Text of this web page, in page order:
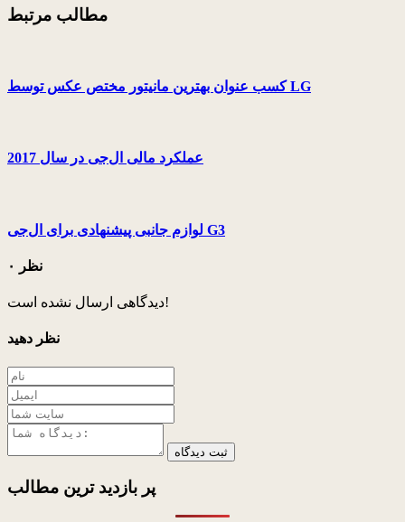
مطالب مرتبط
کسب عنوان بهترین مانیتور مختص عکس توسط LG
عملکرد مالی ال‌جی در سال 2017
لوازم جانبی پیشنهادی برای ال‌جی G3
۰ نظر
دیدگاهی ارسال نشده است!
نظر دهید
ثبت دیدگاه
پر بازدید ترین مطالب